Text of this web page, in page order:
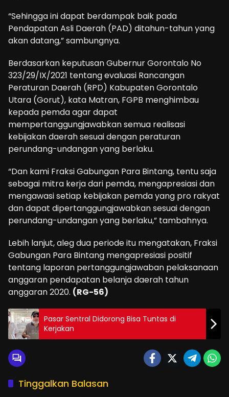
“Sehingga ini dapat berdampak baik pada
Pendapatan Asli Daerah (PAD) ditahun-tahun yang
akan datang,” sambungnya.
Berdasarkan keputusan Gubernur Gorontalo No
323/29/IX/2021 tentang evaluasi Rancangan
Peraturan Daerah (RPD) Kabupaten Gorontalo
Utara (Gorut), kata Matran, FGPB menghimbau
kepada pemda agar dapat
mempertanggungjawabkan semua realisasi
kebijakan daerah sesuai dengan peraturan
perundang-undangan yang berlaku.
“Dan kami Fraksi Gabungan Para Bintang, tentu saja
sebagai mitra kerja dari pemda, mengapresiasi dan
mengawasi setiap kebijakan pemda yang pro rakyat
dan dapat dipertanggungjawabkan sesuai dengan
perundang-undangan yang berlaku,” tambahnya.
Lebih lanjut, aleg dua periode itu mengatakan, Fraksi
Gabungan Para Bintang mengapresiasi positif
tentang laporan pertanggungjawaban pelaksanaan
anggaran pendapatan belanja daerah tahun
anggaran 2020. (RG-56)
Pasar Sentral Didorong Bisa Tuntas di
Kerjakan
Tinggalkan Balasan